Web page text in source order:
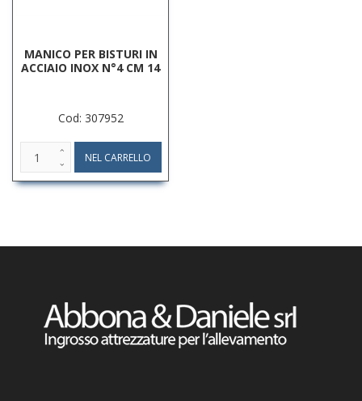
MANICO PER BISTURI IN
ACCIAIO INOX N°4 CM 14
Cod: 307952